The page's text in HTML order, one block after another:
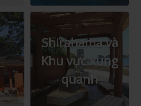
Shirahama và
Khu vực xung
quanh